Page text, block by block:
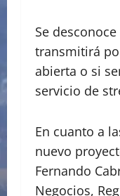
Se
transmitirá
abierta o si
servicio de
En cuanto a
nuevo
Fernando
Negocios,